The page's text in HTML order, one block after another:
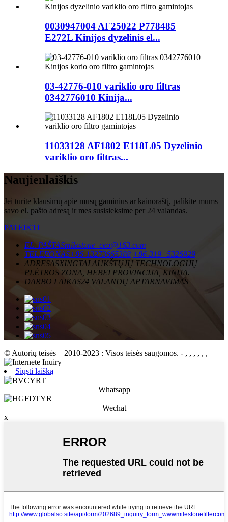
0030947004 AF25022 P778485
E272L Kinijos dyzelinis el...
03-42776-010 variklio oro filtras
0342776010 Kinija...
11033128 AF1802 E118L05 Dyzelinio
variklio oro filtras...
Naujienlaiškis
Jei turite klausimų apie mūsų gaminius ar kainoraštį, palikite mums
savo el. pašto adresą ir mes susisieksime per 24 valandas.
PATEIKTI
EL. PAŠTASmilestone_ceo@163.com
TELEFONAS+86-13273665388 +86-319+5326929
ADRESASXINGTAI AUKŠTŲJŲ TECHNOLOGIJŲ
PLĖTROS ZONA, HEBEI PROVINCIJA, KINIJA.
DARBO LAIKAS24 VALANDŲ APTARNAVIMAS
© Autorių teisės – 2010-2023 : Visos teisės saugomos. - , , , , , ,
Siųsti laišką
Whatsapp
Wechat
x